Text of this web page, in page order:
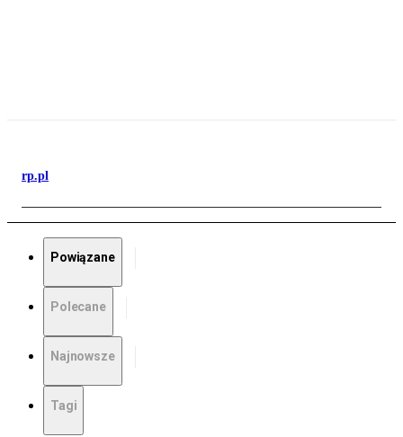
rp.pl
Powiązane
Polecane
Najnowsze
Tagi